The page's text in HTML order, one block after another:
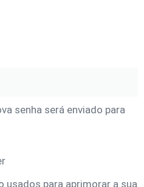
senha será enviado para
usados para aprimorar a sua